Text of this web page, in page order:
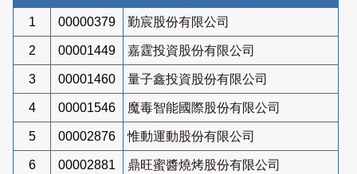
1 00000379 勤宸股份有限公司
2 00001449 嘉霆投資股份有限公司
3 00001460 量子鑫投資股份有限公司
4 00001546 魔毒智能國際股份有限公司
5 00002876 惟動運動股份有限公司
6 00002881 鼎旺蜜醬燒烤股份有限公司